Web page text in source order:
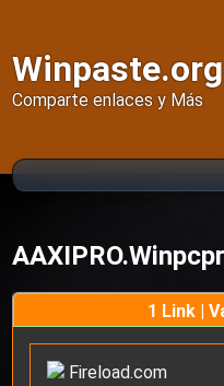
Winpaste.org
Comparte enlaces y Más
1 Link |
Fireload.com